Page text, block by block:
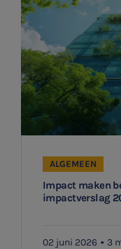
Impact maken
impactverslag
ALGEMEEN
02 juni 2026 3